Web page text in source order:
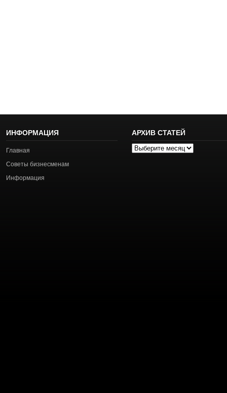
ИНФОРМАЦИЯ
Главная
Советы бизнесменам
Информация
АРХИВ СТАТЕЙ
Архив